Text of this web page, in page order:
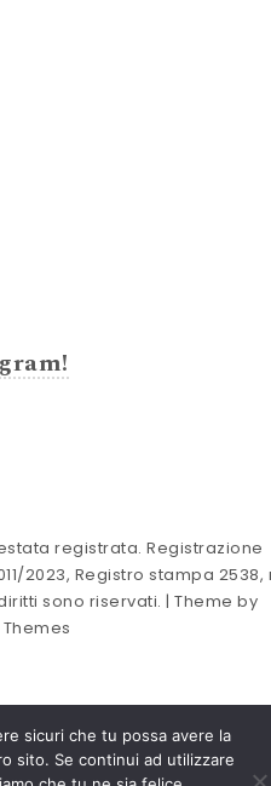
registrata. Registrazione
2023, Registro stampa 2538,
sono riservati. | Theme by
sicuri che tu possa avere la
sito. Se continui ad utilizzare